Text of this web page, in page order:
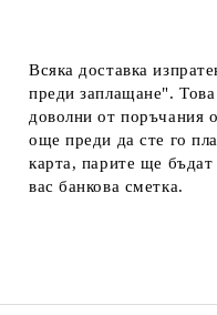
Всяка доставка
преди заплащане".
доволни от поръчания
още преди да сте го
карта, парите ще
вас банкова сметка.